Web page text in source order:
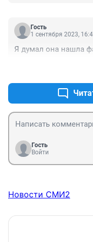
Гость
1 сентября 2023,
Я думал она нашла
Гость
Войти
Новости СМИ2